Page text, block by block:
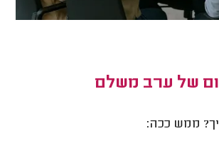
של ערב משלם
ממש ככה: